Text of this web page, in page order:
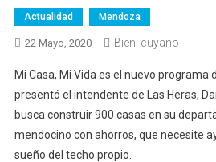
Actualidad Mendoza
22 Mayo, 2020 Bien_cuyano
Mi Casa, Mi Vida es el nuevo programa
presentó el intendente de Las Heras,
busca construir 900 casas en su
mendocino con ahorros, que necesite
sueño del techo propio.